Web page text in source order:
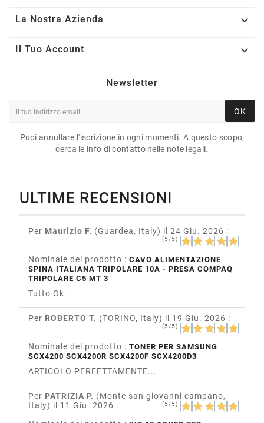
La Nostra Azienda 
Il Tuo Account 
Newsletter
OK
Puoi annullare l'iscrizione in ogni momenti. A questo scopo,
cerca le info di contatto nelle note legali.
ULTIME RECENSIONI
Per Maurizio F. (Guardea, Italy) il 24 Giu. 2026 :
(5/5)
Nominale del prodotto : CAVO ALIMENTAZIONE
SPINA ITALIANA TRIPOLARE 10A - PRESA COMPAQ
TRIPOLARE C5 MT 3
Tutto Ok.
Per ROBERTO T. (TORINO, Italy) il 19 Giu. 2026 :
(5/5)
Nominale del prodotto : TONER PER SAMSUNG
SCX4200 SCX4200R SCX4200F SCX4200D3
ARTICOLO PERFETTAMENTE...
Per PATRIZIA P. (Monte san giovanni campano,
Italy) il 11 Giu. 2026 : (5/5)